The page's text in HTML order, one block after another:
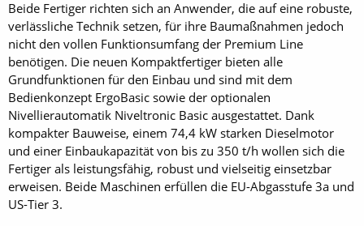
Beide Fertiger richten sich an Anwender, die auf eine robuste,
verlässliche Technik setzen, für ihre Baumaßnahmen jedoch
nicht den vollen Funktionsumfang der Premium Line
benötigen. Die neuen Kompaktfertiger bieten alle
Grundfunktionen für den Einbau und sind mit dem
Bedienkonzept ErgoBasic sowie der optionalen
Nivellierautomatik Nivel­tronic Basic ausgestattet. Dank
kompakter Bauweise, einem 74,4 kW starken Dieselmotor
und einer Einbaukapazität von bis zu 350 t/h wollen sich die
Fertiger als leistungsfähig, robust und vielseitig einsetzbar
erweisen. Beide Maschinen erfüllen die EU-Abgasstufe 3a und
US-Tier 3.